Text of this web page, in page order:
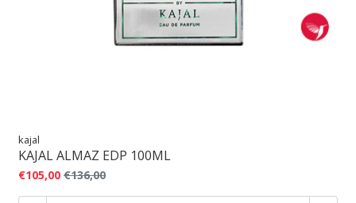
kajal
KAJAL ALMAZ EDP 100ML
€105,00 €136,00